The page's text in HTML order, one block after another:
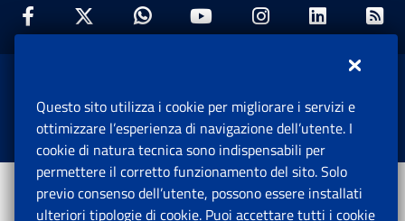
Facebook: Apre una nuova finestra
Twitter: Apre una nuova finestra
Whatsapp: Apre una nuova
Youtube: Apre una
Instagram:
Istituto Nazionale Previdenza Sociale.
Tutti i diritti riservati.
Questo sito utilizza i cookie per migliorare i servizi e
ottimizzare l’esperienza di navigazione dell’utente. I
cookie di natura tecnica sono indispensabili per
permettere il corretto funzionamento del sito. Solo
previo consenso dell’utente, possono essere installati
ulteriori tipologie di cookie. Puoi accettare tutti i cookie